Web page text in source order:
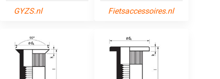
GYZS.nl
Fietsaccessoires.nl